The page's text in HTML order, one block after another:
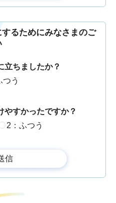
るためにみなさまのご
立ちましたか？
つう
やすかったですか？
2：ふつう